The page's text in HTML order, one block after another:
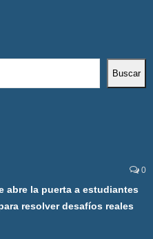
Buscar
0
abre la puerta a estudiantes
resolver desafíos reales